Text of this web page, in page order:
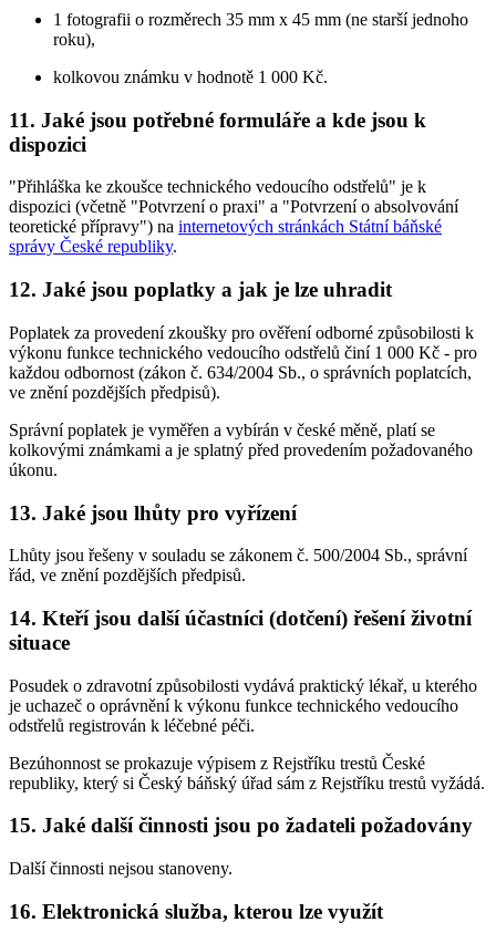
1 fotografii o rozměrech 35 mm x 45 mm (ne starší jednoho
roku),
kolkovou známku v hodnotě 1 000 Kč.
11. Jaké jsou potřebné formuláře a kde jsou k
dispozici
"Přihláška ke zkoušce technického vedoucího odstřelů" je k
dispozici (včetně "Potvrzení o praxi" a "Potvrzení o absolvování
teoretické přípravy") na internetových stránkách Státní báňské
správy České republiky.
12. Jaké jsou poplatky a jak je lze uhradit
Poplatek za provedení zkoušky pro ověření odborné způsobilosti k
výkonu funkce technického vedoucího odstřelů činí 1 000 Kč - pro
každou odbornost (zákon č. 634/2004 Sb., o správních poplatcích,
ve znění pozdějších předpisů).
Správní poplatek je vyměřen a vybírán v české měně, platí se
kolkovými známkami a je splatný před provedením požadovaného
úkonu.
13. Jaké jsou lhůty pro vyřízení
Lhůty jsou řešeny v souladu se zákonem č. 500/2004 Sb., správní
řád, ve znění pozdějších předpisů.
14. Kteří jsou další účastníci (dotčení) řešení životní
situace
Posudek o zdravotní způsobilosti vydává praktický lékař, u kterého
je uchazeč o oprávnění k výkonu funkce technického vedoucího
odstřelů registrován k léčebné péči.
Bezúhonnost se prokazuje výpisem z Rejstříku trestů České
republiky, který si Český báňský úřad sám z Rejstříku trestů vyžádá.
15. Jaké další činnosti jsou po žadateli požadovány
Další činnosti nejsou stanoveny.
16. Elektronická služba, kterou lze využít